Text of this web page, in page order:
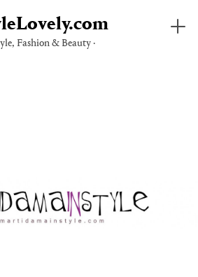
Fashion & Beauty ·